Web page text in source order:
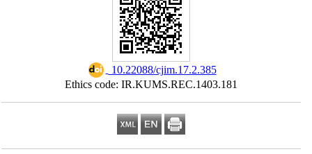
‎ 10.22088/cjim.17.2.385
Ethics code: IR.KUMS.REC.1403.181